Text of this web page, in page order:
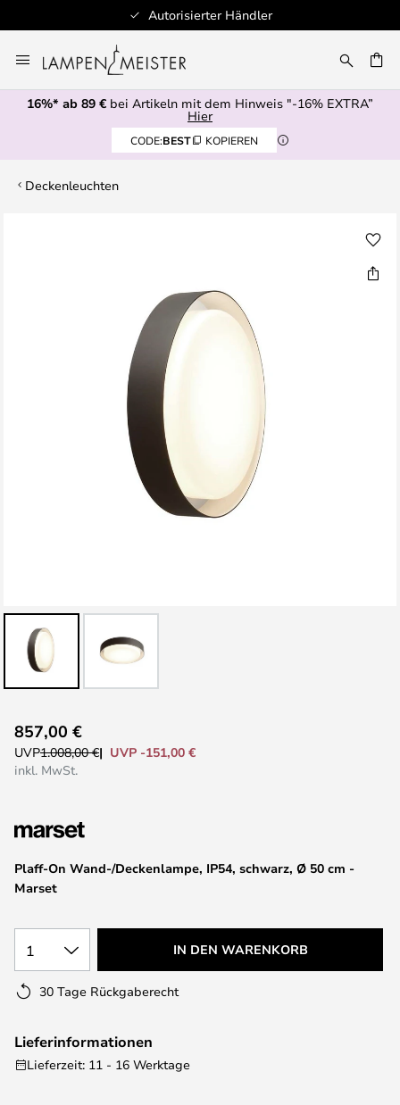
Autorisierter Händler
Inhalt
springen
16%* ab 89 € bei Artikeln mit dem Hinweis "-16% EXTRA”
Hier
CODE:BEST KOPIEREN
Deckenleuchten
Anfang
der
Plaff-On Wand-/Deckenlampe, IP54, schwarz, Ø 50 cm -
Marset
857,00 €
UVP1.008,00 €
UVP -151,00 €
inkl. MwSt.
1 IN DEN WARENKORB
30 Tage Rückgaberecht
Lieferinformationen
Lieferzeit: 11 - 16 Werktage